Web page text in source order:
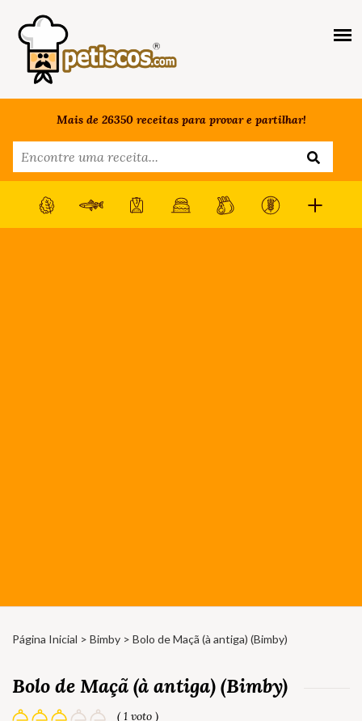
Mais de 26350 receitas para provar e partilhar!
Página Inicial > Bimby > Bolo de Maçã (à antiga) (Bimby)
Bolo de Maçã (à antiga) (Bimby)
( 1 voto )